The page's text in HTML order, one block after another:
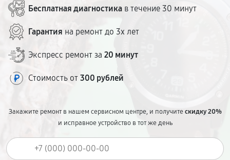
Бесплатная диагностика в течение 30 минут
Гарантия на ремонт до 3х лет
Экспресс ремонт за 20 минут
Стоимость от 300 рублей
Закажите ремонт в нашем сервисном центре, и получитескидку 20%
и исправное устройство в тот же день